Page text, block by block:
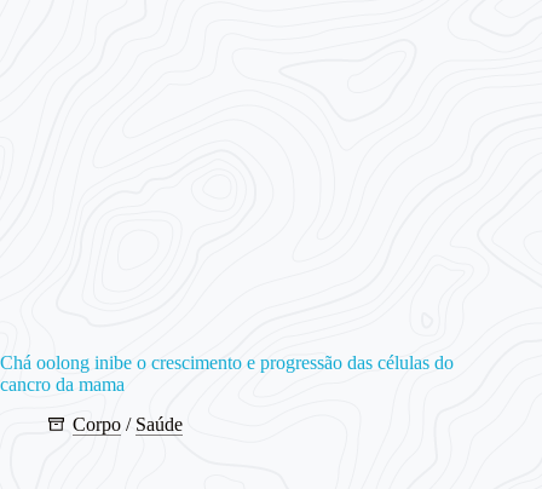
Chá oolong inibe o crescimento e progressão das células do
cancro da mama
Corpo / Saúde